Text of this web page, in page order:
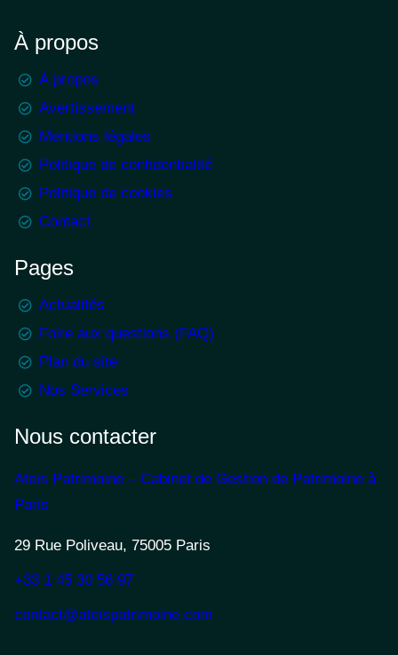
À propos
À propos
Avertissement
Mentions légales
Politique de confidentialité
Politique de cookies
Contact
Pages
Actualités
Foire aux questions (FAQ)
Plan du site
Nos Services
Nous contacter
Ateis Patrimoine – Cabinet de Gestion de Patrimoine à
Paris
29 Rue Poliveau, 75005 Paris
+33 1 45 30 56 97
contact@ateispatrimoine.com